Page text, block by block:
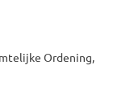
Ordening,